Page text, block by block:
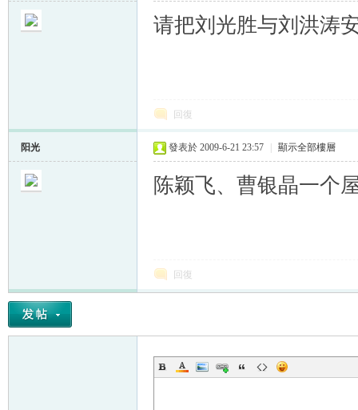
请把刘光胜与刘洪涛
回復
阳光 發表於 2009-6-21 23:57 顯示全部樓層
陈颖飞、曹银晶一个
回復